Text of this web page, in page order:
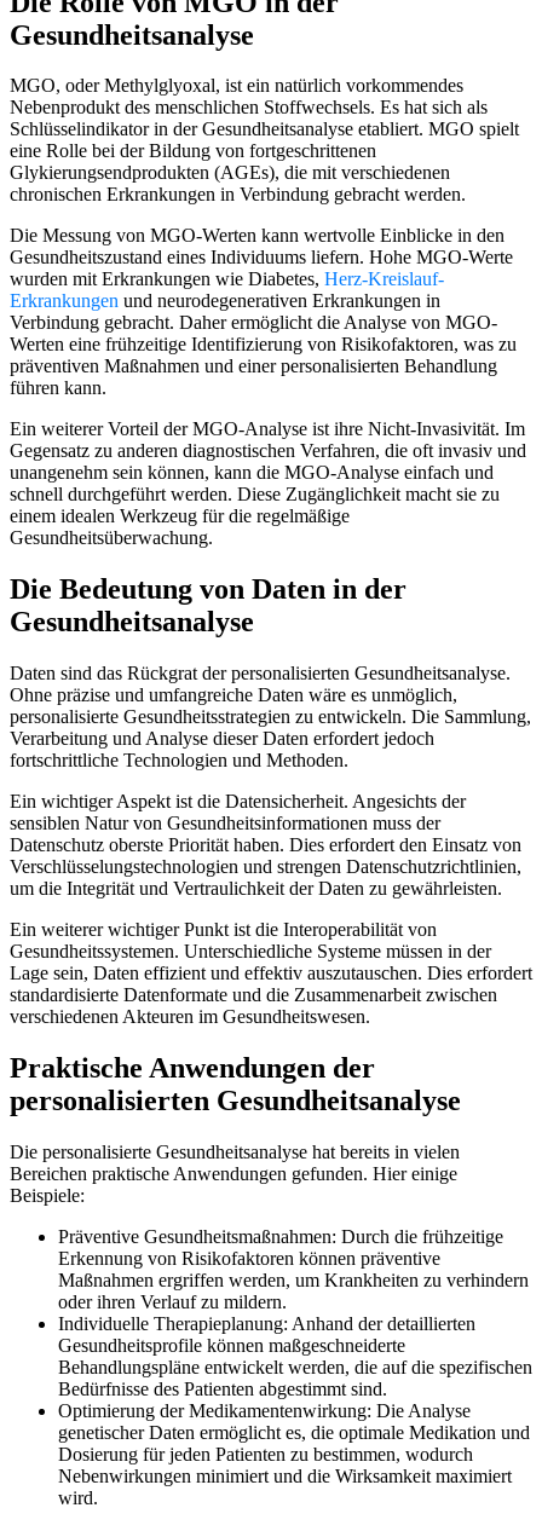
Gesundheitsanalyse
MGO, oder Methylglyoxal, ist ein natürlich vorkommendes
Nebenprodukt des menschlichen Stoffwechsels. Es hat sich als
Schlüsselindikator in der Gesundheitsanalyse etabliert. MGO spielt
eine Rolle bei der Bildung von fortgeschrittenen
Glykierungsendprodukten (AGEs), die mit verschiedenen
chronischen Erkrankungen in Verbindung gebracht werden.
Die Messung von MGO-Werten kann wertvolle Einblicke in den
Gesundheitszustand eines Individuums liefern. Hohe MGO-Werte
wurden mit Erkrankungen wie Diabetes, Herz-Kreislauf-
Erkrankungen und neurodegenerativen Erkrankungen in
Verbindung gebracht. Daher ermöglicht die Analyse von MGO-
Werten eine frühzeitige Identifizierung von Risikofaktoren, was zu
präventiven Maßnahmen und einer personalisierten Behandlung
führen kann.
Ein weiterer Vorteil der MGO-Analyse ist ihre Nicht-Invasivität. Im
Gegensatz zu anderen diagnostischen Verfahren, die oft invasiv und
unangenehm sein können, kann die MGO-Analyse einfach und
schnell durchgeführt werden. Diese Zugänglichkeit macht sie zu
einem idealen Werkzeug für die regelmäßige
Gesundheitsüberwachung.
Die Bedeutung von Daten in der
Gesundheitsanalyse
Daten sind das Rückgrat der personalisierten Gesundheitsanalyse.
Ohne präzise und umfangreiche Daten wäre es unmöglich,
personalisierte Gesundheitsstrategien zu entwickeln. Die Sammlung,
Verarbeitung und Analyse dieser Daten erfordert jedoch
fortschrittliche Technologien und Methoden.
Ein wichtiger Aspekt ist die Datensicherheit. Angesichts der
sensiblen Natur von Gesundheitsinformationen muss der
Datenschutz oberste Priorität haben. Dies erfordert den Einsatz von
Verschlüsselungstechnologien und strengen Datenschutzrichtlinien,
um die Integrität und Vertraulichkeit der Daten zu gewährleisten.
Ein weiterer wichtiger Punkt ist die Interoperabilität von
Gesundheitssystemen. Unterschiedliche Systeme müssen in der
Lage sein, Daten effizient und effektiv auszutauschen. Dies erfordert
standardisierte Datenformate und die Zusammenarbeit zwischen
verschiedenen Akteuren im Gesundheitswesen.
Praktische Anwendungen der
personalisierten Gesundheitsanalyse
Die personalisierte Gesundheitsanalyse hat bereits in vielen
Bereichen praktische Anwendungen gefunden. Hier einige
Beispiele:
Präventive Gesundheitsmaßnahmen: Durch die frühzeitige
Erkennung von Risikofaktoren können präventive
Maßnahmen ergriffen werden, um Krankheiten zu verhindern
oder ihren Verlauf zu mildern.
Individuelle Therapieplanung: Anhand der detaillierten
Gesundheitsprofile können maßgeschneiderte
Behandlungspläne entwickelt werden, die auf die spezifischen
Bedürfnisse des Patienten abgestimmt sind.
Optimierung der Medikamentenwirkung: Die Analyse
genetischer Daten ermöglicht es, die optimale Medikation und
Dosierung für jeden Patienten zu bestimmen, wodurch
Nebenwirkungen minimiert und die Wirksamkeit maximiert
wird.